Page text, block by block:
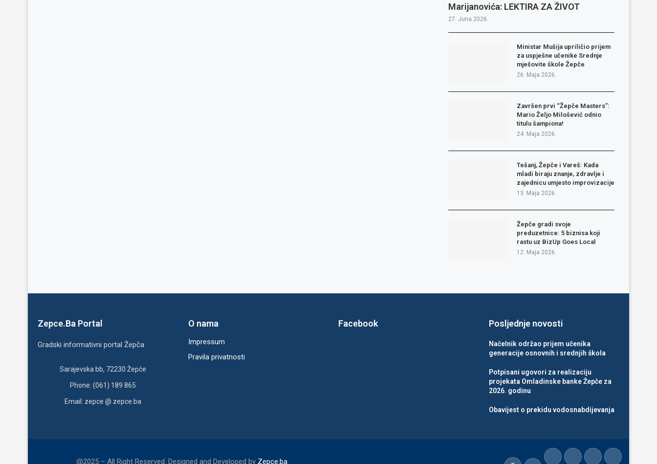
Marijanovića: LEKTIRA ZA ŽIVOT
27. Juna 2026.
Ministar Mušija upriličio prijem
za uspješne učenike Srednje
mješovite škole Žepče
26. Maja 2026.
Završen prvi “Žepče Masters”:
Mario Željo Milošević odnio
titulu šampiona!
24. Maja 2026.
Tešanj, Žepče i Vareš: Kada
mladi biraju znanje, zdravlje i
zajednicu umjesto improvizacije
13. Maja 2026.
Žepče gradi svoje
preduzetnice: 5 biznisa koji
rastu uz BizUp Goes Local
12. Maja 2026.
Zepce.Ba Portal
Gradski informativni portal Žepča
Sarajevska bb, 72230 Žepče
Phone: (061) 189 865
Email: zepce @ zepce.ba
O nama
Impressum
Pravila privatnosti
Facebook Posljednje novosti
Načelnik održao prijem učenika
generacije osnovnih i srednjih škola
Potpisani ugovori za realizaciju
projekata Omladinske banke Žepče za
2026. godinu
Obavijest o prekidu vodosnabdijevanja
@2025 – All Right Reserved. Designed and Developed by Zepce.ba